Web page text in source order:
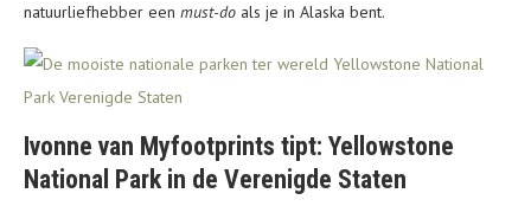
natuurliefhebber een must-do als je in Alaska bent.
Ivonne van Myfootprints tipt: Yellowstone
National Park in de Verenigde Staten